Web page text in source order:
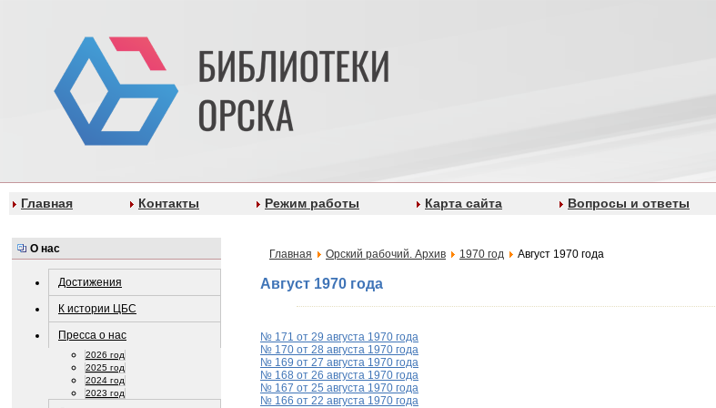
Главная Контакты Режим работы Карта сайта Вопросы и ответы
О нас
Достижения
К истории ЦБС
Пресса о нас
2026 год
2025 год
2024 год
2023 год
Главная Орский рабочий. Архив 1970 год Август 1970 года
Август 1970 года
№ 171 от 29 августа 1970 года
№ 170 от 28 августа 1970 года
№ 169 от 27 августа 1970 года
№ 168 от 26 августа 1970 года
№ 167 от 25 августа 1970 года
№ 166 от 22 августа 1970 года